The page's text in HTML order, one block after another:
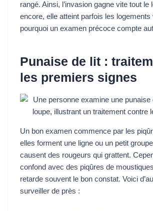
rangé. Ainsi, l’invasion gagne vite tout le
encore, elle atteint parfois les logements
pourquoi un examen précoce compte
Punaise de lit :
les premiers signes
Un bon examen commence par les
elles forment une ligne ou un petit
causent des rougeurs qui grattent.
confond avec des piqûres de
retarde souvent le bon constat. Voici
surveiller de près :